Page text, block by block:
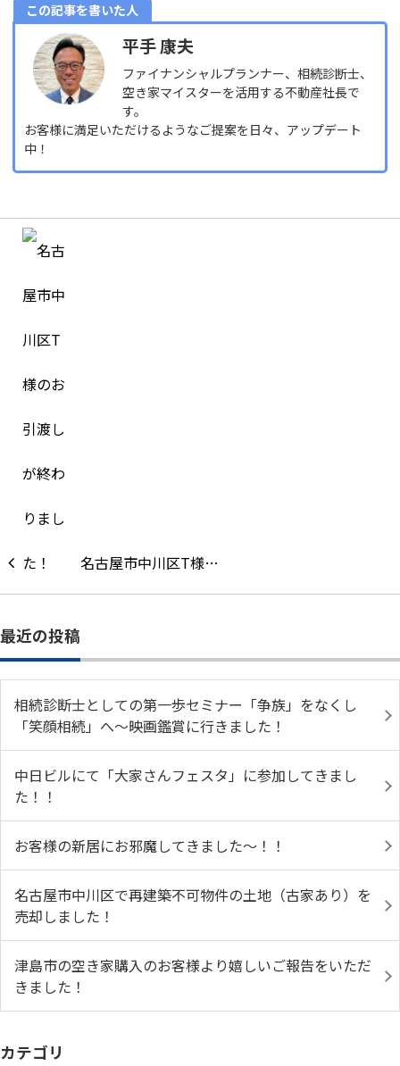
この記事を書いた人
平手 康夫
ファイナンシャルプランナー、相続診断士、
空き家マイスターを活用する不動産社長で
す。
お客様に満足いただけるようなご提案を日々、アップデート
中！
名古屋市中川区T様…
最近の投稿
相続診断士としての第一歩セミナー「争族」をなくし
「笑顔相続」へ～映画鑑賞に行きました！
中日ビルにて「大家さんフェスタ」に参加してきまし
た！！
お客様の新居にお邪魔してきました～！！
名古屋市中川区で再建築不可物件の土地（古家あり）を
売却しました！
津島市の空き家購入のお客様より嬉しいご報告をいただ
きました！
カテゴリ